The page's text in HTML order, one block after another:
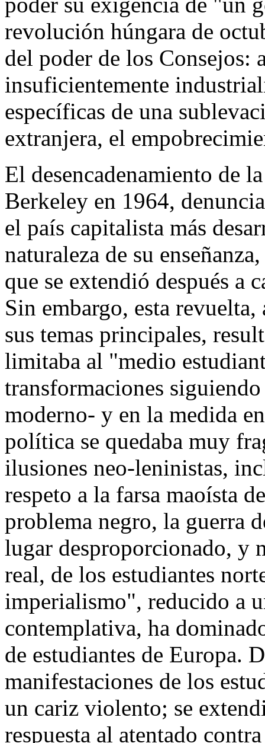
revolución húngara de
del poder de los Consejos:
insuficientemente
específicas de una
extranjera, el
El desencadenamiento de
Berkeley en 1964,
el país capitalista más
naturaleza de su
que se extendió después a
Sin embargo, esta
sus temas principales,
limitaba al "medio
transformaciones
moderno- y en la medida
política se quedaba muy
ilusiones neo-leninistas,
respeto a la farsa maoísta
problema negro, la guerra
lugar desproporcionado, y
real, de los estudiantes
imperialismo", reducido a
contemplativa, ha
de estudiantes de Europa.
manifestaciones de los
un cariz violento; se
respuesta al atentado